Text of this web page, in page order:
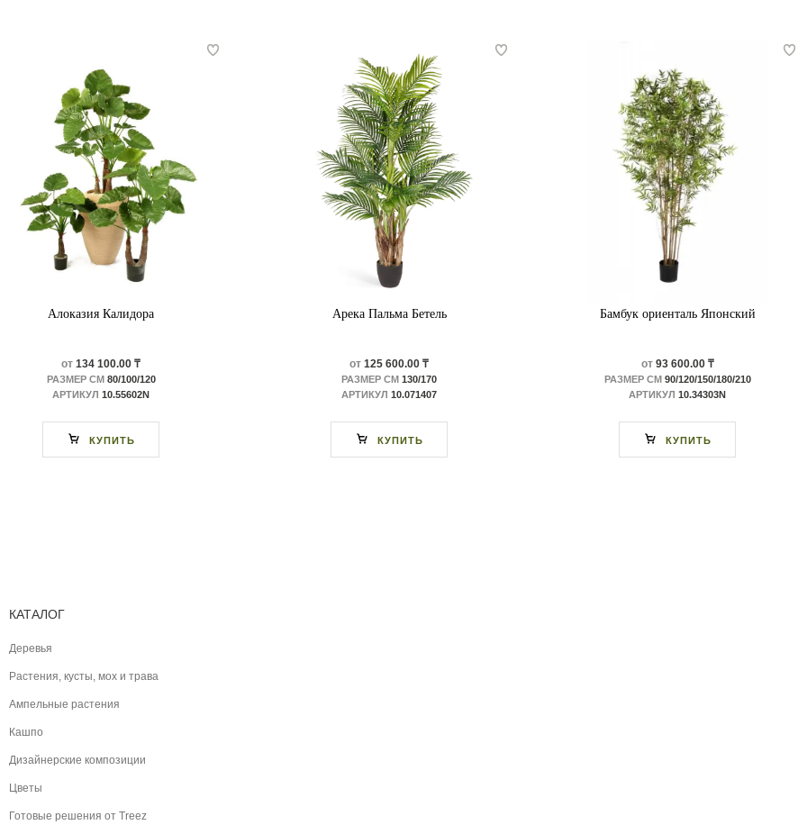
Алоказия Калидора
от 134 100.00 ₸
РАЗМЕР СМ80/100/120
АРТИКУЛ 10.55602N
КУПИТЬ
Арека Пальма Бетель
от 125 600.00 ₸
РАЗМЕР СМ 130/170
АРТИКУЛ 10.071407
КУПИТЬ
Бамбук ориенталь Японский
от93 600.00 ₸
РАЗМЕР СМ90/120/150/180/210
АРТИКУЛ 10.34303N
КУПИТЬ
КАТАЛОГ
Деревья
Растения, кусты, мох и трава
Ампельные растения
Кашпо
Дизайнерские композиции
Цветы
Готовые решения от Treez